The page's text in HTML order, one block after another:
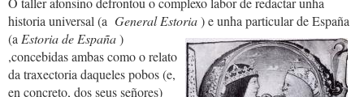
historia universal (a General Estoria) e unha particular de España
(a Estoria de España)
,concebidas ambas como o relato
da traxectoria daqueles pobos (e,
en concreto, dos seus señores)